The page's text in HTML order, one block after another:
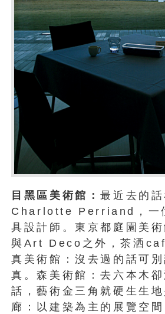
目黑區美術館：最近去的話
Charlotte Perriand，一
具設計師。東京都庭園美術
與Art Deco之外，茶洒
真美術館：沒去過的話可
真。森美術館：去六本木
話，藝術金三角就硬生生
廊：以建築為主的展覽空